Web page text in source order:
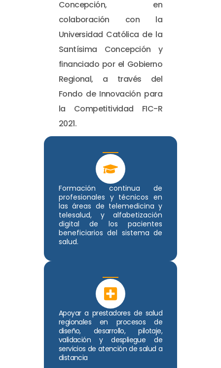
Formación continua de
profesionales y técnicos en
las áreas de telemedicina y
telesalud, y alfabetización
digital de los pacientes
beneficiarios del sistema de
salud.
Apoyar a prestadores de salud
regionales en procesos de
diseño, desarrollo, pilotaje,
validación y despliegue de
servicios de atención de salud a
distancia
Concepción, en
colaboración con la
Universidad Católica de la
Santísima Concepción y
financiado por el Gobierno
Regional, a través del
Fondo de Innovación para
la Competitividad FIC-R
2021.